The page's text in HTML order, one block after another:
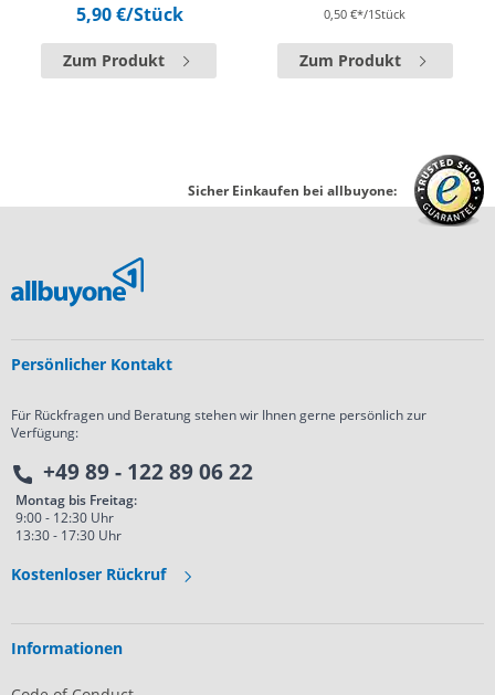
5,90 €/Stück
Zum Produkt
0,50 €*/1Stück
Zum Produkt
Sicher Einkaufen bei allbuyone:
Persönlicher Kontakt
Für Rückfragen und Beratung stehen wir Ihnen gerne persönlich zur
Verfügung:
+49 89 - 122 89 06 22
Montag bis Freitag:
9:00 - 12:30 Uhr
13:30 - 17:30 Uhr
Kostenloser Rückruf
Informationen